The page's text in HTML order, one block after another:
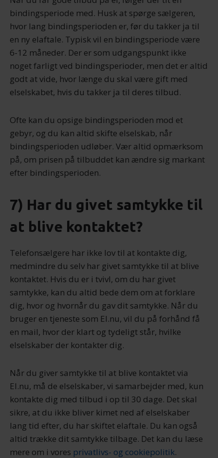
bindingsperiode med. Husk at spørge sælgeren,
hvor lang bindingsperioden er, før du takker ja til
en ny elaftale. Typisk vil en bindingsperiode være
6-12 måneder. Der er som udgangspunkt ikke
noget farligt ved bindingsperioder, men det er altid
godt at vide, hvor længe du skal være gift med
elselskabet, hvis du takker ja til deres tilbud.
Ofte kan du opsige bindingsperioden mod et
gebyr, og du kan altid skifte elselskab, når
bindingsperioden udløber. Vær altid opmærksom
på, om prisen på tilbuddet kan ændre sig markant
efter bindingsperioden.
7) Har du givet samtykke til
at blive kontaktet?
Telefonsælgere har ikke lov til at kontakte dig,
medmindre du selv har givet samtykke til at blive
kontaktet. Hvis du er i tvivl, om du har givet
samtykke, kan du altid bede dem om at forklare
dig, hvor og hvornår du gav dit samtykke. Når du
bruger en tjeneste som El.nu, vil du på forhånd få
en mail, hvor der klart og tydeligt står, hvilke
elselskaber der kontakter dig.
Når du giver samtykke til at blive kontaktet via
El.nu, må de elselskaber, vi samarbejder med, kun
kontakte dig med tilbud i op til 30 dage. Det skal
sikre, at du ikke bliver kimet ned af elselskaber
lang tid efter, du har skiftet elaftale. Du kan også
altid trække dit samtykke tilbage. Det kan du læse
mere om i vores privatlivs- og cookiepolitik.